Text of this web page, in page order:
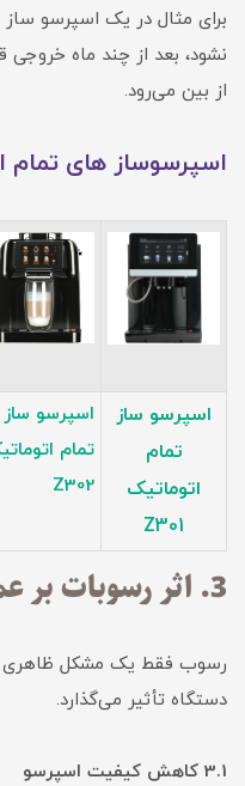
برای مثال در یک اسپرسو
نشود، بعد از چند ماه
از بین می‌رود.
اسپرسوساز های تمام
اسپرسو ساز
تمام
اتوماتیک
Z301
اسپرسو ساز
تمام
Z302
3. اثر رسوبات بر عملکرد دستگاه
رسوب فقط یک مشکل ظاهری
دستگاه تأثیر می‌گذارد.
3.1 کاهش کیفیت اسپرسو